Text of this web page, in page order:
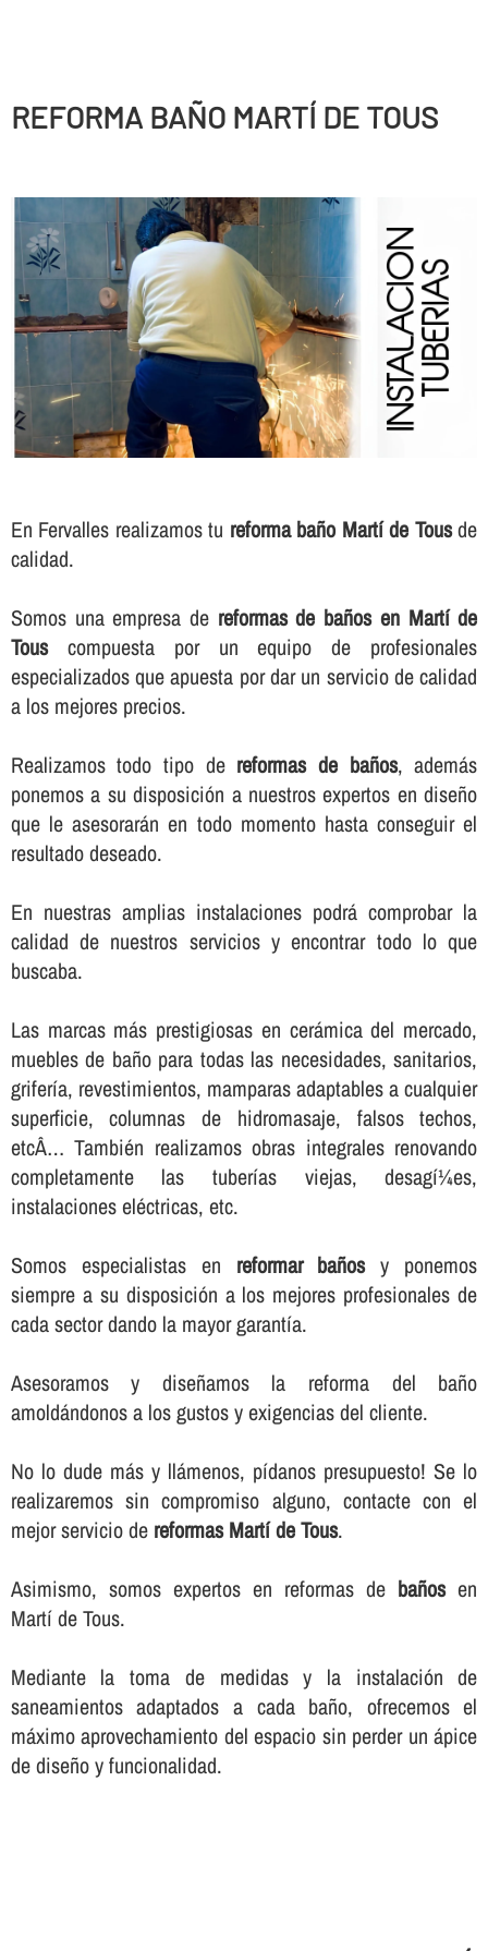
REFORMA BAÑO MARTÍ DE TOUS
En Fervalles realizamos tu reforma baño Martí de Tousde
calidad.
Somos una empresa de reformas de baños en Martí de
Touscompuesta por un equipo de profesionales
especializados que apuesta por dar un servicio de calidad
a los mejores precios.
Realizamos todo tipo de reformas de baños, además
ponemos a su disposición a nuestros expertos en diseño
que le asesorarán en todo momento hasta conseguir el
resultado deseado.
En nuestras amplias instalaciones podrá comprobar la
calidad de nuestros servicios y encontrar todo lo que
buscaba.
Las marcas más prestigiosas en cerámica del mercado,
muebles de baño para todas las necesidades, sanitarios,
griferí­a, revestimientos, mamparas adaptables a cualquier
superficie, columnas de hidromasaje, falsos techos,
etcÂ… También realizamos obras integrales renovando
completamente las tuberí­as viejas, desagí¼es,
instalaciones eléctricas, etc.
Somos especialistas en reformar bañosy ponemos
siempre a su disposición a los mejores profesionales de
cada sector dando la mayor garantí­a.
Asesoramos y diseñamos la reforma del baño
amoldándonos a los gustos y exigencias del cliente.
No lo dude más y llámenos, pí­danos presupuesto! Se lo
realizaremos sin compromiso alguno, contacte con el
mejor servicio de reformas Martí de Tous.
Asimismo, somos expertos en reformas de bañosen
Martí de Tous.
Mediante la toma de medidas y la instalación de
saneamientos adaptados a cada baño, ofrecemos el
máximo aprovechamiento del espacio sin perder un ápice
de diseño y funcionalidad.